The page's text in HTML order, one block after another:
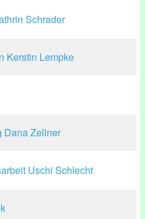
Schrader
Kerstin Lempke
Dana Zellner
Uschi Schlecht